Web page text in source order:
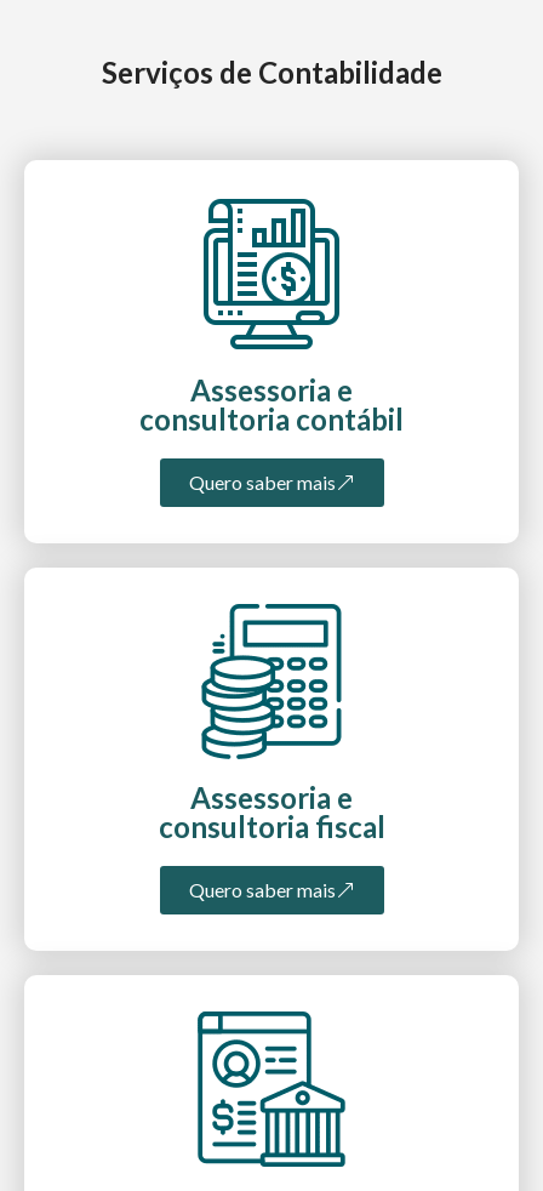
Serviços de Contabilidade
Assessoria e
consultoria contábil
Quero saber mais
Assessoria e
consultoria fiscal
Quero saber mais